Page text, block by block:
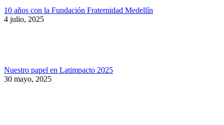
10 años con la Fundación Fraternidad Medellín
4 julio, 2025
Nuestro papel en Latimpacto 2025
30 mayo, 2025